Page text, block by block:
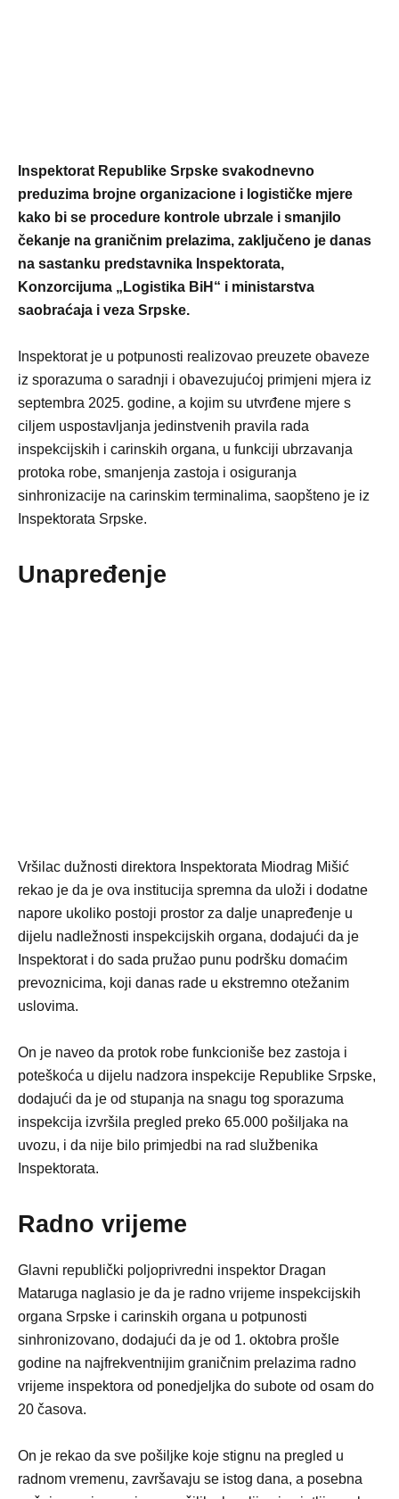
Inspektorat Republike Srpske svakodnevno
preduzima brojne organizacione i logističke mjere
kako bi se procedure kontrole ubrzale i smanjilo
čekanje na graničnim prelazima, zaključeno je danas
na sastanku predstavnika Inspektorata,
Konzorcijuma „Logistika BiH“ i ministarstva
saobraćaja i veza Srpske.
Inspektorat je u potpunosti realizovao preuzete obaveze
iz sporazuma o saradnji i obavezujućoj primjeni mjera iz
septembra 2025. godine, a kojim su utvrđene mjere s
ciljem uspostavljanja jedinstvenih pravila rada
inspekcijskih i carinskih organa, u funkciji ubrzavanja
protoka robe, smanjenja zastoja i osiguranja
sinhronizacije na carinskim terminalima, saopšteno je iz
Inspektorata Srpske.
Unapređenje
Vršilac dužnosti direktora Inspektorata Miodrag Mišić
rekao je da je ova institucija spremna da uloži i dodatne
napore ukoliko postoji prostor za dalje unapređenje u
dijelu nadležnosti inspekcijskih organa, dodajući da je
Inspektorat i do sada pružao punu podršku domaćim
prevoznicima, koji danas rade u ekstremno otežanim
uslovima.
On je naveo da protok robe funkcioniše bez zastoja i
poteškoća u dijelu nadzora inspekcije Republike Srpske,
dodajući da je od stupanja na snagu tog sporazuma
inspekcija izvršila pregled preko 65.000 pošiljaka na
uvozu, i da nije bilo primjedbi na rad službenika
Inspektorata.
Radno vrijeme
Glavni republički poljoprivredni inspektor Dragan
Mataruga naglasio je da je radno vrijeme inspekcijskih
organa Srpske i carinskih organa u potpunosti
sinhronizovano, dodajući da je od 1. oktobra prošle
godine na najfrekventnijim graničnim prelazima radno
vrijeme inspektora od ponedjeljka do subote od osam do
20 časova.
On je rekao da sve pošiljke koje stignu na pregled u
radnom vremenu, završavaju se istog dana, a posebna